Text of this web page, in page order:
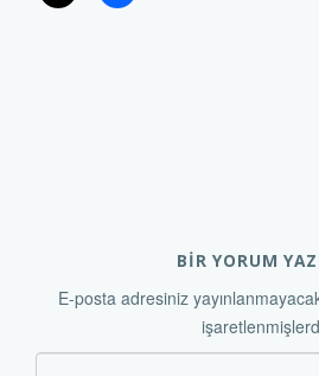
BİR YORUM
E-posta adresiniz